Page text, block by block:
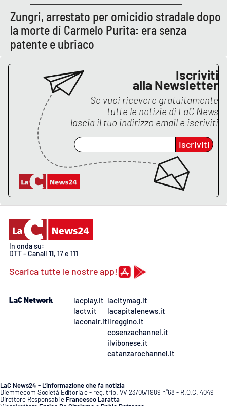
Laconair.it
Lacitymag.it
Ilreggino.it
Cosenzachannel.it
Ilvibonese.it
Catanzarochannel.it
APP
Android
Apple
Zungri, arrestato per omicidio stradale dopo
la morte di Carmelo Purita: era senza
patente e ubriaco
Iscriviti
alla Newsletter
Se vuoi ricevere gratuitamente
tutte le notizie di LaC News
lascia il tuo indirizzo email e iscriviti
Iscriviti
In onda su:
DTT - Canali 11, 17 e 111
Scarica tutte le nostre app!
LaC Network
lacplay.it
lactv.it
laconair.it
lacitymag.it
lacapitalenews.it
ilreggino.it
cosenzachannel.it
ilvibonese.it
catanzarochannel.it
LaC News24 - L’informazione che fa notizia
Diemmecom Società Editoriale - reg. trib. VV 23/05/1989 n°68 - R.O.C. 4049
Direttore Responsabile Francesco Laratta